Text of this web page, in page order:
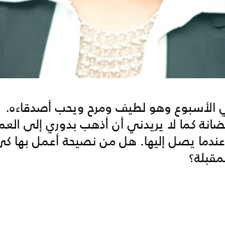
الأسبوع وهو لطيف ومرح ويحب أصدقاءه.
كما لا يريدني أن أذهب بدوري إلى
يصل إليها. هل من نصيحة أعمل بها